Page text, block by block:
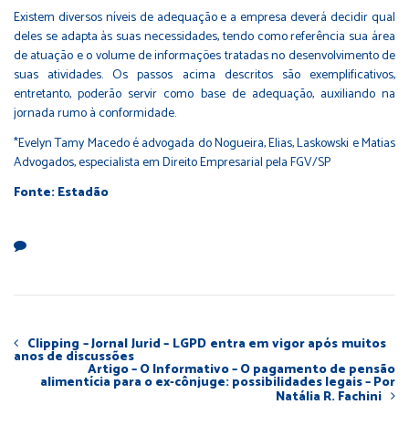
Existem diversos níveis de adequação e a empresa deverá decidir qual
deles se adapta às suas necessidades, tendo como referência sua área
de atuação e o volume de informações tratadas no desenvolvimento de
suas atividades. Os passos acima descritos são exemplificativos,
entretanto, poderão servir como base de adequação, auxiliando na
jornada rumo à conformidade.
*Evelyn Tamy Macedo é advogada do Nogueira, Elias, Laskowski e Matias
Advogados, especialista em Direito Empresarial pela FGV/SP
Fonte: Estadão
Clipping – Jornal Jurid – LGPD entra em vigor após muitos
anos de discussões
Artigo – O Informativo – O pagamento de pensão
alimentícia para o ex-cônjuge: possibilidades legais – Por
Natália R. Fachini